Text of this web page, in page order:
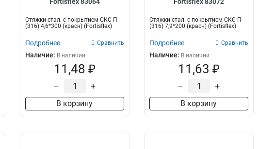
Fortisflex 83064
Стяжки стал. с покрытием СКС-П
(316) 4,6*300 (красн) (Fortisflex)
Подробнее Сравнить
Наличие: В наличии
11,48 ₽
– +
В корзину
Fortisflex 83072
Стяжки стал. с покрытием СКС-П
(316) 7,9*200 (красн) (Fortisflex)
Подробнее Сравнить
Наличие: В наличии
11,63 ₽
– +
В корзину